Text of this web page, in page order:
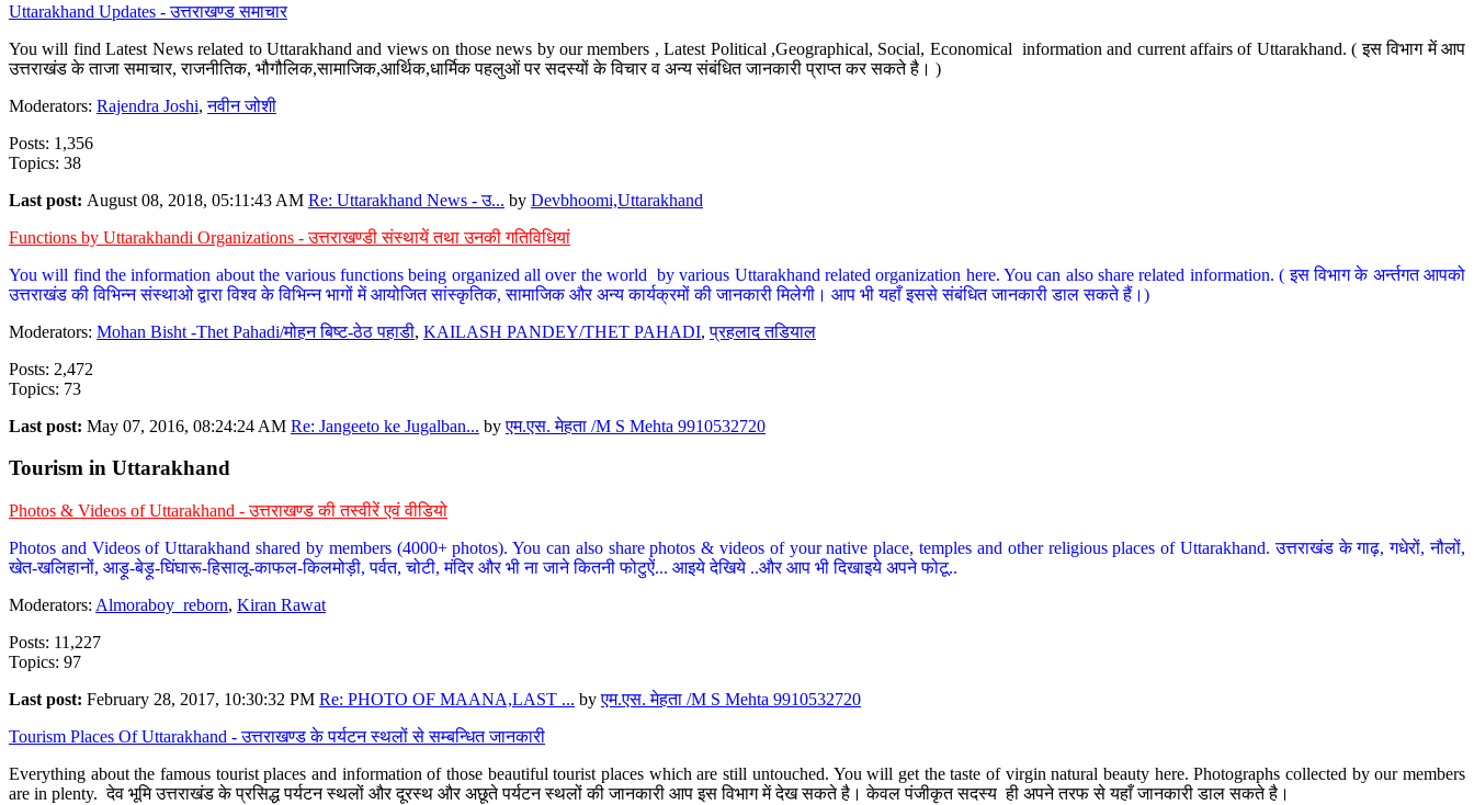
Uttarakhand Updates - उत्तराखण्ड समाचार
You will find Latest News related to Uttarakhand and views on those news by our members , Latest Political ,Geographical, Social, Economical information and current affairs of Uttarakhand. ( इस विभाग में आप
उत्तराखंड के ताजा समाचार, राजनीतिक, भौगौलिक,सामाजिक,आर्थिक,धार्मिक पहलुओं पर सदस्यों के विचार व अन्य संबंधित जानकारी प्राप्त कर सकते है। )
Moderators: Rajendra Joshi,नवीन जोशी
Posts: 1,356
Topics: 38
Last post: August 08, 2018, 05:11:43 AM Re: Uttarakhand News - उ... by Devbhoomi,Uttarakhand
Functions by Uttarakhandi Organizations - उत्तराखण्डी संस्थायें तथा उनकी गतिविधियां
You will find the information about the various functions being organized all over the world by various Uttarakhand related organization here. You can also share related information. ( इस विभाग के अर्न्तगत आपको
उत्तराखंड की विभिन्न संस्थाओ द्वारा विश्व के विभिन्न भागों में आयोजित सांस्कृतिक, सामाजिक और अन्य कार्यक्रमों की जानकारी मिलेगी। आप भी यहाँ इससे संबंधित जानकारी डाल सकते हैं।)
Moderators: Mohan Bisht -Thet Pahadi/मोहन बिष्ट-ठेठ पहाडी, KAILASH PANDEY/THET PAHADI,प्रहलाद तडियाल
Posts: 2,472
Topics: 73
Last post: May 07, 2016, 08:24:24 AM Re: Jangeeto ke Jugalban... byएम.एस. मेहता /M S Mehta 9910532720
Tourism in Uttarakhand
Photos & Videos of Uttarakhand - उत्तराखण्ड की तस्वीरें एवं वीडियो
Photos and Videos of Uttarakhand shared by members (4000+ photos). You can also share photos & videos of your native place, temples and other religious places of Uttarakhand. उत्तराखंड के गाढ़, गधेरों, नौलों,
खेत-खलिहानों, आड़ू-बेड़ू-घिंघारू-हिसालू-काफल-किलमोड़ी, पर्वत, चोटी, मंदिर और भी ना जाने कितनी फोटुऐं... आइये देखिये ..और आप भी दिखाइये अपने फोटू..
Moderators: Almoraboy_reborn, Kiran Rawat
Posts: 11,227
Topics: 97
Last post: February 28, 2017, 10:30:32 PM Re: PHOTO OF MAANA,LAST ... byएम.एस. मेहता /M S Mehta 9910532720
Tourism Places Of Uttarakhand - उत्तराखण्ड के पर्यटन स्थलों से सम्बन्धित जानकारी
Everything about the famous tourist places and information of those beautiful tourist places which are still untouched. You will get the taste of virgin natural beauty here. Photographs collected by our members
are in plenty. देव भूमि उत्तराखंड के प्रसिद्ध पर्यटन स्थलों और दूरस्थ और अछूते पर्यटन स्थलों की जानकारी आप इस विभाग में देख सकते है। केवल पंजीकृत सदस्य ही अपने तरफ से यहाँ जानकारी डाल सकते है।